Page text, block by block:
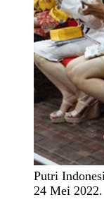
Putri
24 Mei 2022.